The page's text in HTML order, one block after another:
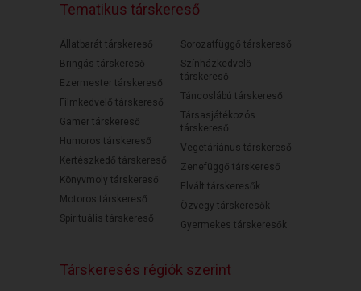
Tematikus társkereső
Állatbarát társkereső
Bringás társkereső
Ezermester társkereső
Filmkedvelő társkereső
Gamer társkereső
Humoros társkereső
Kertészkedő társkereső
Könyvmoly társkereső
Motoros társkereső
Spirituális társkereső
Sorozatfüggő társkereső
Színházkedvelő
társkereső
Táncoslábú társkereső
Társasjátékozós
társkereső
Vegetáriánus társkereső
Zenefüggő társkereső
Elvált társkeresők
Özvegy társkeresők
Gyermekes társkeresők
Társkeresés régiók szerint